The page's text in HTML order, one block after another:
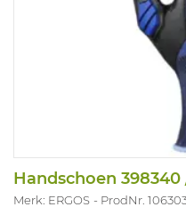
Handschoen
Merk: ERGOS ProdNr.